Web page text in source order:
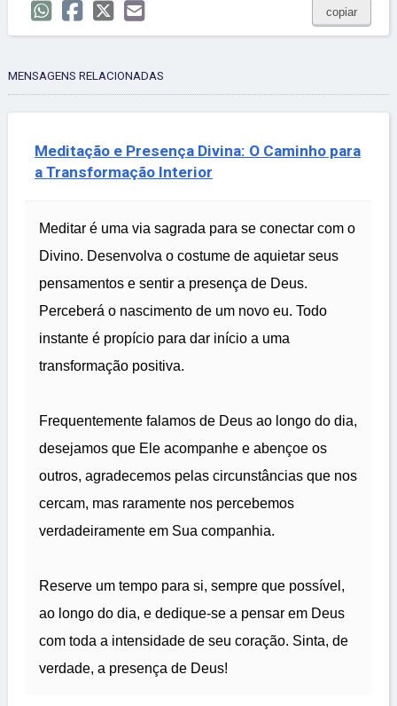
copiar
MENSAGENS RELACIONADAS
Meditação e Presença Divina: O Caminho para
a Transformação Interior
Meditar é uma via sagrada para se conectar com o
Divino. Desenvolva o costume de aquietar seus
pensamentos e sentir a presença de Deus.
Perceberá o nascimento de um novo eu. Todo
instante é propício para dar início a uma
transformação positiva.
Frequentemente falamos de Deus ao longo do dia,
desejamos que Ele acompanhe e abençoe os
outros, agradecemos pelas circunstâncias que nos
cercam, mas raramente nos percebemos
verdadeiramente em Sua companhia.
Reserve um tempo para si, sempre que possível,
ao longo do dia, e dedique-se a pensar em Deus
com toda a intensidade de seu coração. Sinta, de
verdade, a presença de Deus!